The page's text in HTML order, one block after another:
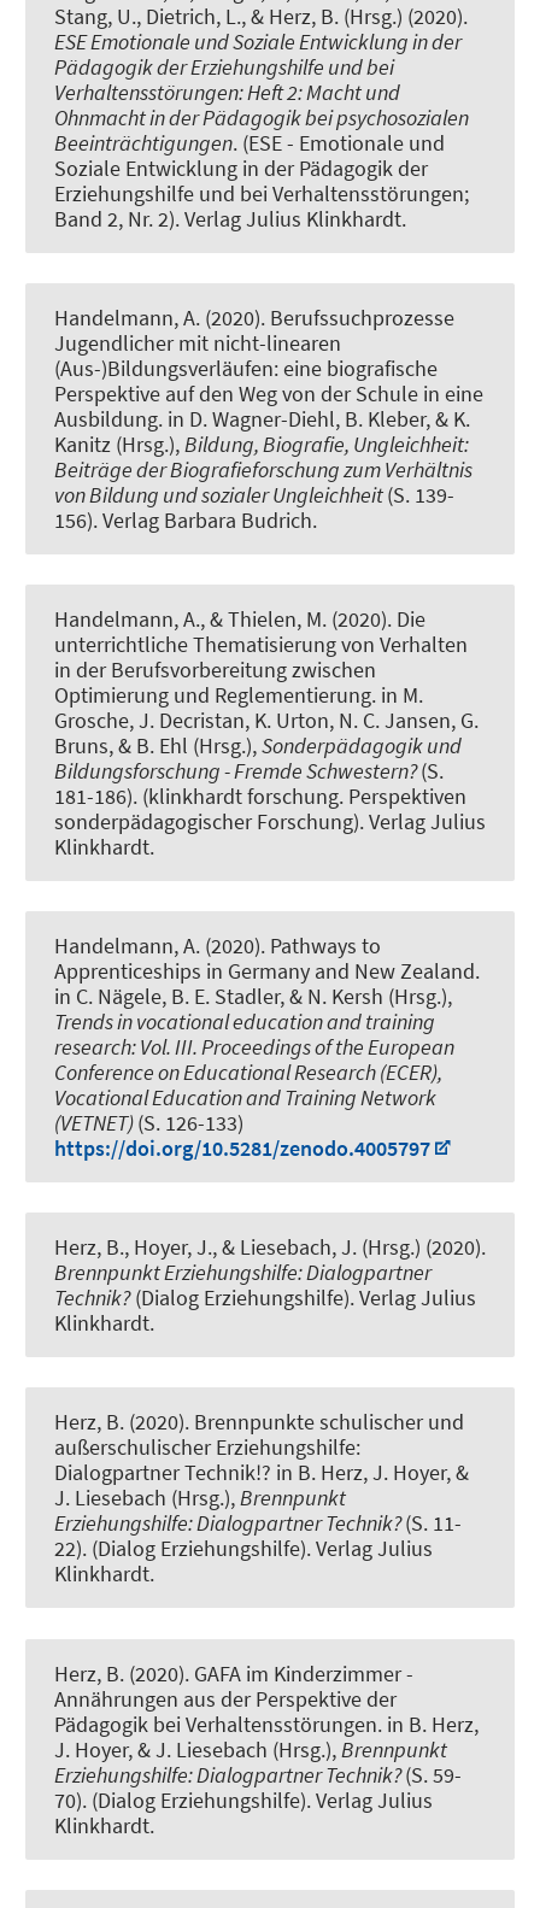
Stang, U., Dietrich, L., & Herz, B. (Hrsg.) (2020).
ESE Emotionale und Soziale Entwicklung in der
Pädagogik der Erziehungshilfe und bei
Verhaltensstörungen: Heft 2: Macht und
Ohnmacht in der Pädagogik bei psychosozialen
Beeinträchtigungen. (ESE - Emotionale und
Soziale Entwicklung in der Pädagogik der
Erziehungshilfe und bei Verhaltensstörungen;
Band 2, Nr. 2). Verlag Julius Klinkhardt.
Handelmann, A. (2020). Berufssuchprozesse
Jugendlicher mit nicht-linearen
(Aus-)Bildungsverläufen: eine biografische
Perspektive auf den Weg von der Schule in eine
Ausbildung. in D. Wagner-Diehl, B. Kleber, & K.
Kanitz (Hrsg.),Bildung, Biografie, Ungleichheit:
Beiträge der Biografieforschung zum Verhältnis
von Bildung und sozialer Ungleichheit(S. 139-
156). Verlag Barbara Budrich.
Handelmann, A., & Thielen, M. (2020). Die
unterrichtliche Thematisierung von Verhalten
in der Berufsvorbereitung zwischen
Optimierung und Reglementierung. in M.
Grosche, J. Decristan, K. Urton, N. C. Jansen, G.
Bruns, & B. Ehl (Hrsg.),Sonderpädagogik und
Bildungsforschung - Fremde Schwestern?(S.
181-186). (klinkhardt forschung. Perspektiven
sonderpädagogischer Forschung). Verlag Julius
Klinkhardt.
Handelmann, A. (2020). Pathways to
Apprenticeships in Germany and New Zealand.
in C. Nägele, B. E. Stadler, & N. Kersh (Hrsg.),
Trends in vocational education and training
research: Vol. III. Proceedings of the European
Conference on Educational Research (ECER),
Vocational Education and Training Network
(VETNET)(S. 126-133)
https://doi.org/10.5281/zenodo.4005797
Herz, B., Hoyer, J., & Liesebach, J. (Hrsg.) (2020).
Brennpunkt Erziehungshilfe: Dialogpartner
Technik?(Dialog Erziehungshilfe). Verlag Julius
Klinkhardt.
Herz, B. (2020). Brennpunkte schulischer und
außerschulischer Erziehungshilfe:
Dialogpartner Technik!? in B. Herz, J. Hoyer, &
J. Liesebach (Hrsg.),Brennpunkt
Erziehungshilfe: Dialogpartner Technik?(S. 11-
22). (Dialog Erziehungshilfe). Verlag Julius
Klinkhardt.
Herz, B. (2020). GAFA im Kinderzimmer -
Annährungen aus der Perspektive der
Pädagogik bei Verhaltensstörungen. in B. Herz,
J. Hoyer, & J. Liesebach (Hrsg.),Brennpunkt
Erziehungshilfe: Dialogpartner Technik?(S. 59-
70). (Dialog Erziehungshilfe). Verlag Julius
Klinkhardt.